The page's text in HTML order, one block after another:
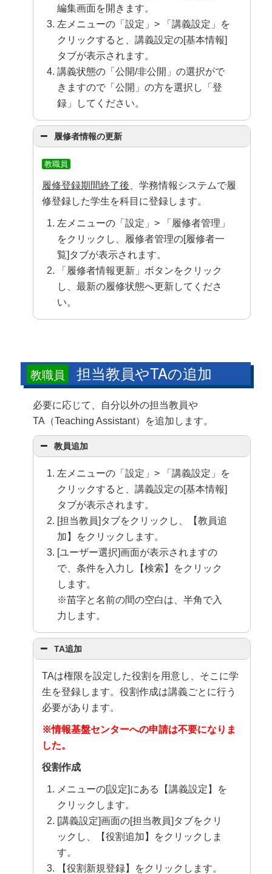
編集画面を開きます。
左メニューの「設定」> 「講義設定」を
クリックすると、講義設定の[基本情報]
タブが表示されます。
講義状態の「公開/非公開」の選択がで
きますので「公開」の方を選択し「登
録」してください。
履修者情報の更新
教職員
履修登録期間終了後 、学務情報システムで履
修登録した学生を科目に登録します。
左メニューの「設定」> 「履修者管理」
をクリックし、履修者管理の[履修者一
覧]タブが表示されます。
「履修者情報更新」ボタンをクリック
し、最新の履修状態へ更新してくださ
い。
教職員 担当教員やTAの追加
必要に応じて、自分以外の担当教員や
TA（Teaching Assistant）を追加します。
教員追加
左メニューの「設定」> 「講義設定」を
クリックすると、講義設定の[基本情報]
タブが表示されます。
[担当教員]タブをクリックし、【教員追
加】をクリックします。
[ユーザー選択]画面が表示されますの
で、条件を入力し【検索】をクリック
します。
※苗字と名前の間の空白は、半角で入
力します。
TA追加
TAは権限を設定した役割を用意し、そこに学
生を登録します。役割作成は講義ごとに行う
必要があります。
※情報基盤センターへの申請は不要になりま
した。
役割作成
メニューの[設定]にある【講義設定】を
クリックします。
[講義設定]画面の[担当教員]タブをクリ
ックし、【役割追加】をクリックしま
す。
【役割新規登録】をクリックします。